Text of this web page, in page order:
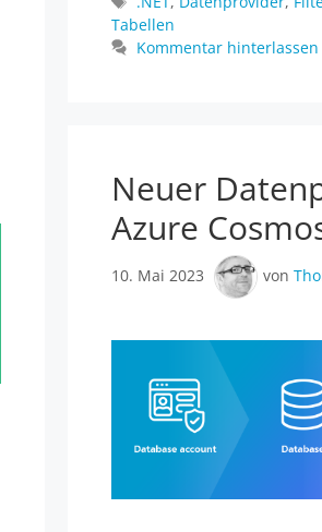
Tabellen
Kommentar hinterlassen
Neuer
Azure
10. Mai 2023 von